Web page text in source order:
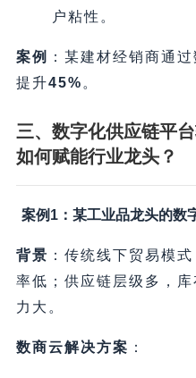
户粘性。
案例
：某建材经销商通
提升45%​ 。
三、数字化供应链平
如何赋能行业龙头？​
案例1：某工业品龙头的数
背景 ：传统线下贸易模
率低；供应链层级多，
力大。
数商云解决方案 ​：